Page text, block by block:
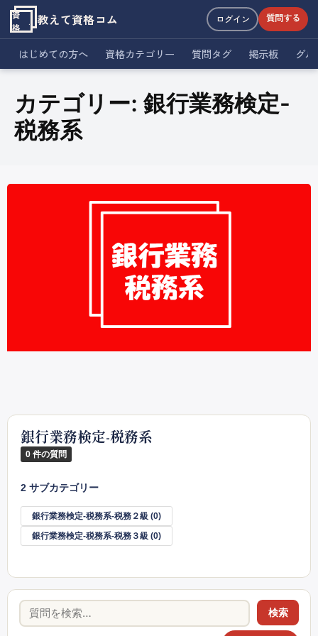
資
格
教えて資格コム ログイン 質問する
はじめての方へ 資格カテゴリー 質問タグ 掲示板 グ
カテゴリー: 銀行業務検定-
税務系
銀行業務検定-税務系
0 件の質問
2 サブカテゴリー
銀行業務検定-税務系-税務２級 (0)
銀行業務検定-税務系-税務３級 (0)
検索